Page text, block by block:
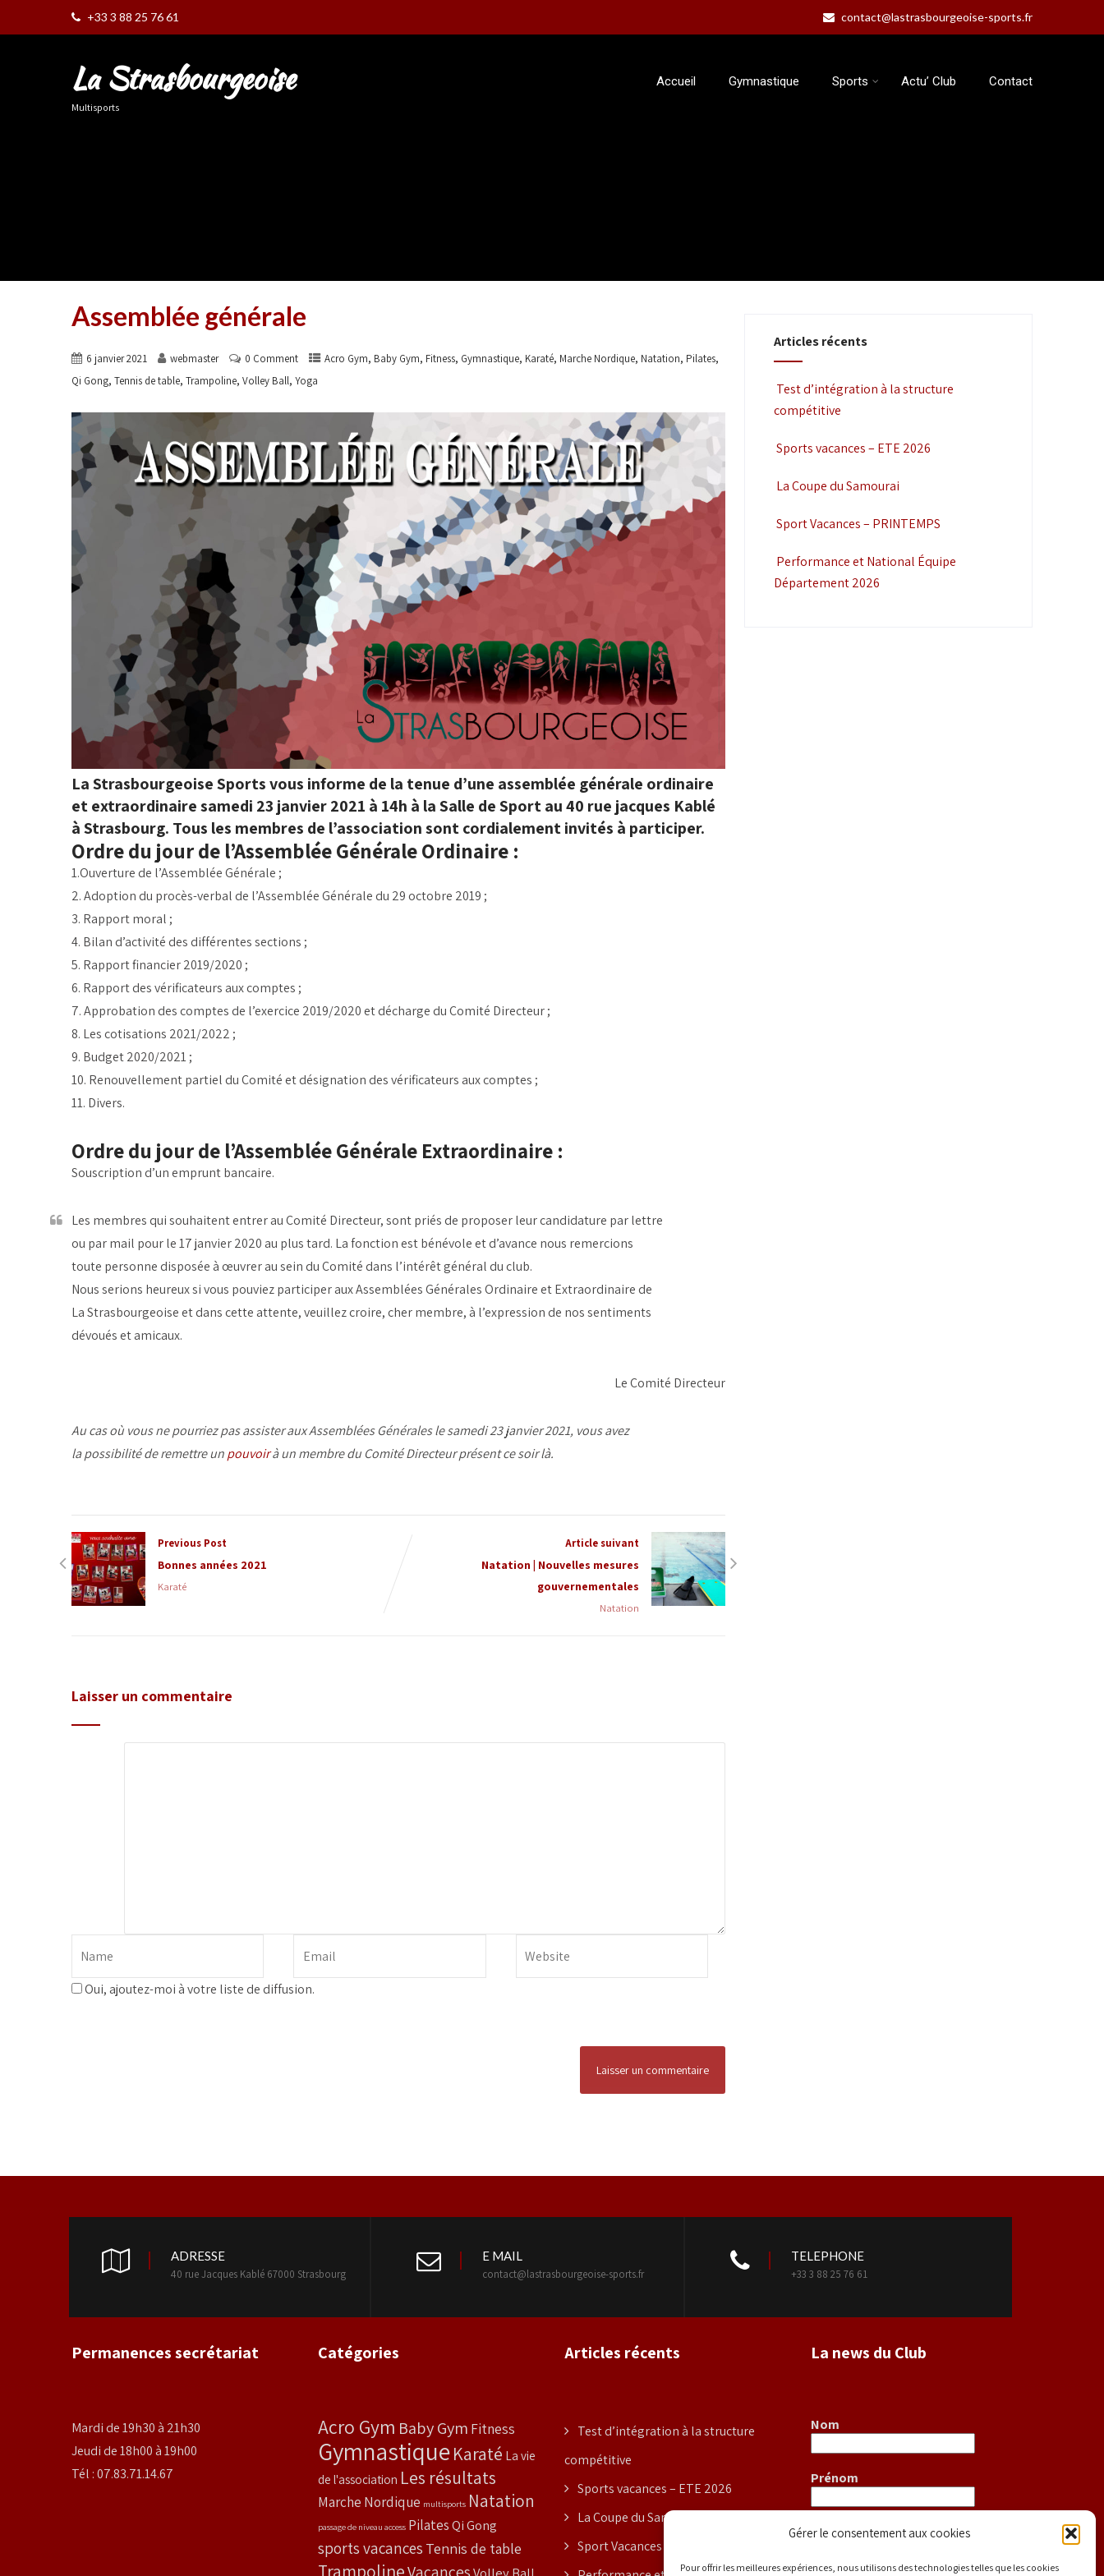
Gérer le consentement aux cookies
Pour offrir les meilleures expériences, nous utilisons des technologies telles que les cookies
+33 3 88 25 76 61 contact@lastrasbourgeoise-sports.fr
La Strasbourgeoise
Multisports
Accueil Gymnastique Sports Actu’ Club Contact
Assemblée générale
6 janvier 2021 webmaster 0 Comment Acro Gym, Baby Gym, Fitness, Gymnastique, Karaté, Marche Nordique, Natation, Pilates,
Qi Gong, Tennis de table, Trampoline, Volley Ball, Yoga
La Strasbourgeoise Sports vous informe de la tenue d’une assemblée générale ordinaire
et extraordinaire samedi 23 janvier 2021 à 14h à la Salle de Sport au 40 rue jacques Kablé
à Strasbourg. Tous les membres de l’association sont cordialement invités à participer.
Ordre du jour de l’Assemblée Générale Ordinaire :
1.Ouverture de l’Assemblée Générale ;
2. Adoption du procès-verbal de l’Assemblée Générale du 29 octobre 2019 ;
3. Rapport moral ;
4. Bilan d’activité des différentes sections ;
5. Rapport financier 2019/2020 ;
6. Rapport des vérificateurs aux comptes ;
7. Approbation des comptes de l’exercice 2019/2020 et décharge du Comité Directeur ;
8. Les cotisations 2021/2022 ;
9. Budget 2020/2021 ;
10. Renouvellement partiel du Comité et désignation des vérificateurs aux comptes ;
11. Divers.
Ordre du jour de l’Assemblée Générale Extraordinaire :
Souscription d’un emprunt bancaire.
Les membres qui souhaitent entrer au Comité Directeur, sont priés de proposer leur candidature par lettre
ou par mail pour le 17 janvier 2020 au plus tard. La fonction est bénévole et d’avance nous remercions
toute personne disposée à œuvrer au sein du Comité dans l’intérêt général du club.
Nous serions heureux si vous pouviez participer aux Assemblées Générales Ordinaire et Extraordinaire de
La Strasbourgeoise et dans cette attente, veuillez croire, cher membre, à l’expression de nos sentiments
dévoués et amicaux.
Le Comité Directeur
Au cas où vous ne pourriez pas assister aux Assemblées Générales le samedi 23 janvier 2021, vous avez
la possibilité de remettre unpouvoirà un membre du Comité Directeur présent ce soir là.
Previous Post
Bonnes années 2021
Karaté
Article suivant
Natation | Nouvelles mesures
gouvernementales
Natation
Laisser un commentaire
Oui, ajoutez-moi à votre liste de diffusion.
Articles récents
Test d’intégration à la structure
compétitive
Sports vacances – ETE 2026
La Coupe du Samourai
Sport Vacances – PRINTEMPS
Performance et National Équipe
Département 2026
ADRESSE
40 rue Jacques Kablé 67000 Strasbourg
E MAIL
contact@lastrasbourgeoise-sports.fr
TELEPHONE
+33 3 88 25 76 61
Permanences secrétariat
Mardi de 19h30 à 21h30
Jeudi de 18h00 à 19h00
Tél : 07.83.71.14.67
Catégories
Acro Gym Baby Gym Fitness
GymnastiqueKaraté La vie
de l'association Les résultats
Marche Nordique multisports Natation
passage de niveau access PilatesQi Gong
sports vacances Tennis de table
TrampolineVacancesVolley Ball
Articles récents
Test d’intégration à la structure
compétitive
Sports vacances – ETE 2026
La Coupe du Samourai
Sport Vacances – PRINTEMPS
La news du Club
Nom
Prénom
E-mail*